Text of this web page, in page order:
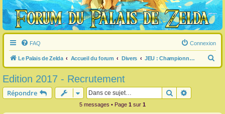
FAQ Connexion
Le Palais de Zelda Accueil du forum Divers JEU : Championnat Estival Pédézédien
e
Edition 2017 - Recrutement
Répondre Rechercher
5 messages • Page 1 sur 1